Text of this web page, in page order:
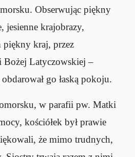
Obserwując piękny
jesienne krajobrazy,
piękny kraj, przez
Latyczowskiej –
go łaską pokoju.
w parafii pw. Matki
kościółek był prawie
że mimo trudnych,